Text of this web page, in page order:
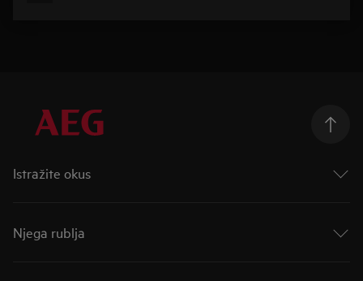
Istražite okus
Taste of Tommorow
Mastery Range
Njega rublja